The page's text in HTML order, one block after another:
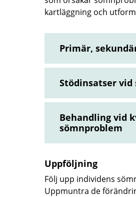
kartläggning och
Primär,
Stödinsatser
Behandling vid
sömnproblem
Uppföljning
Följ upp individens
Uppmuntra de